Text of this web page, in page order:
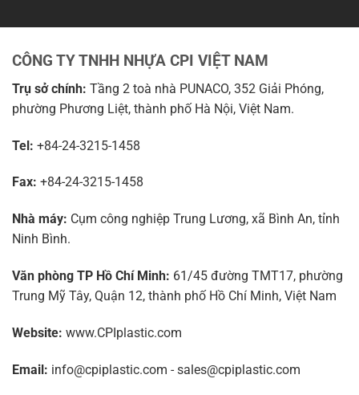
CÔNG TY TNHH NHỰA CPI VIỆT NAM
Trụ sở chính: Tầng 2 toà nhà PUNACO, 352 Giải Phóng,
phường Phương Liệt, thành phố Hà Nội, Việt Nam.
Tel: +84-24-3215-1458
Fax: +84-24-3215-1458
Nhà máy: Cụm công nghiệp Trung Lương, xã Bình An, tỉnh
Ninh Bình.
Văn phòng TP Hồ Chí Minh: 61/45 đường TMT17, phường
Trung Mỹ Tây, Quận 12, thành phố Hồ Chí Minh, Việt Nam
Website: www.CPIplastic.com
Email: info@cpiplastic.com - sales@cpiplastic.com